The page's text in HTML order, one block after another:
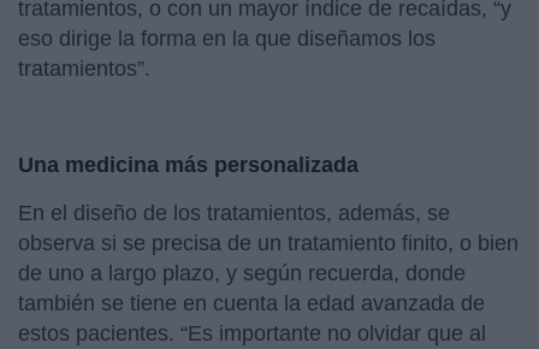
tratamientos, o con un mayor índice de recaídas, “y
eso dirige la forma en la que diseñamos los
tratamientos”.
Una medicina más personalizada
En el diseño de los tratamientos, además, se
observa si se precisa de un tratamiento finito, o bien
de uno a largo plazo, y según recuerda, donde
también se tiene en cuenta la edad avanzada de
estos pacientes. “Es importante no olvidar que al